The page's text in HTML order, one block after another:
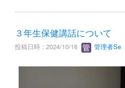
３年生保健講話について
投稿日時 : 2024/10/18 管理者Se